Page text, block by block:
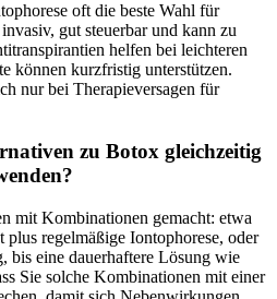
oft die beste Wahl für
gut ​steuerbar und kann zu
​helfen​ bei ‌leichteren
können kurzfristig⁣ unterstützen.
nur bei Therapieversagen für
‌zu​ Botox gleichzeitig
mit Kombinationen gemacht: etwa
​regelmäßige Iontophorese, oder​
bis‍ eine dauerhaftere⁣ Lösung⁣ wie
Sie solche Kombinationen mit⁤ einer